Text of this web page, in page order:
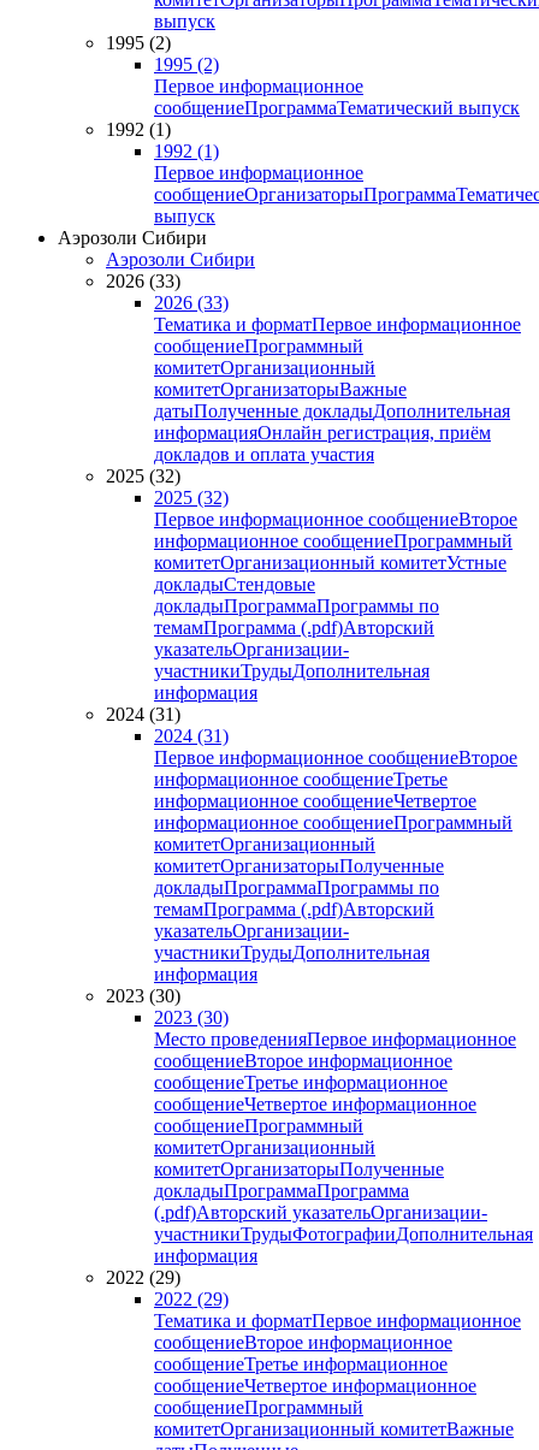
выпуск
1995 (2)
1995 (2)
Первое информационное
сообщениеПрограммаТематический выпуск
1992 (1)
1992 (1)
Первое информационное
сообщениеОрганизаторыПрограмма
выпуск
Аэрозоли Сибири
Аэрозоли Сибири
2026 (33)
2026 (33)
Тематика и форматПервое информационное
сообщениеПрограммный
комитетОрганизационный
комитетОрганизаторыВажные
датыПолученные докладыДополнительная
информацияОнлайн регистрация, приём
докладов и оплата участия
2025 (32)
2025 (32)
Первое информационное сообщениеВторое
информационное сообщениеПрограммный
комитетОрганизационный комитетУстные
докладыСтендовые
докладыПрограммаПрограммы по
темамПрограмма (.pdf)Авторский
указательОрганизации-
участникиТрудыДополнительная
информация
2024 (31)
2024 (31)
Первое информационное сообщениеВторое
информационное сообщениеТретье
информационное сообщениеЧетвертое
информационное сообщениеПрограммный
комитетОрганизационный
комитетОрганизаторыПолученные
докладыПрограммаПрограммы по
темамПрограмма (.pdf)Авторский
указательОрганизации-
участникиТрудыДополнительная
информация
2023 (30)
2023 (30)
Место проведенияПервое информационное
сообщениеВторое информационное
сообщениеТретье информационное
сообщениеЧетвертое информационное
сообщениеПрограммный
комитетОрганизационный
комитетОрганизаторыПолученные
докладыПрограммаПрограмма
(.pdf)Авторский указательОрганизации-
участникиТрудыФотографииДополнительная
информация
2022 (29)
2022 (29)
Тематика и форматПервое информационное
сообщениеВторое информационное
сообщениеТретье информационное
сообщениеЧетвертое информационное
сообщениеПрограммный
комитетОрганизационный комитетВажные